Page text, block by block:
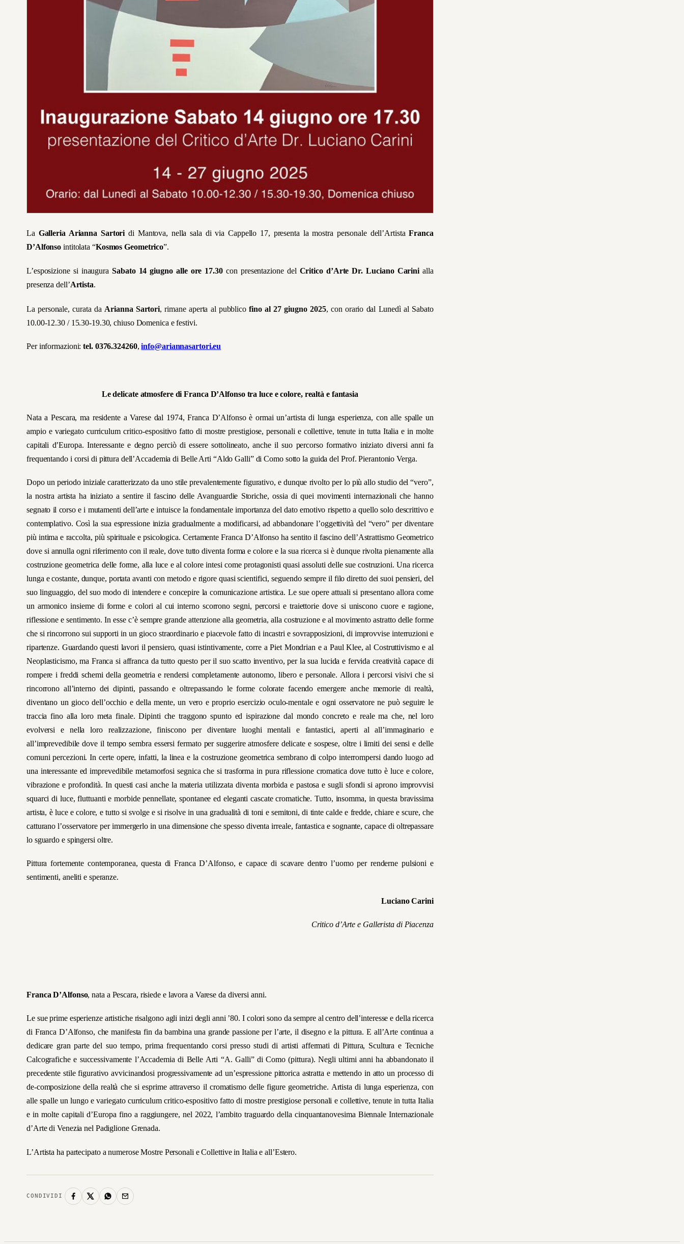
La Galleria Arianna Sartoridi Mantova, nella sala di via Cappello 17, presenta la mostra personale dell’ArtistaFranca
D’Alfonso intitolata “Kosmos Geometrico”.
L’esposizione si inaugura Sabato 14 giugno alle ore 17.30 con presentazione del Critico d’Arte Dr. Luciano Carini alla
presenza dell’Artista.
La personale, curata da Arianna Sartori, rimane aperta al pubblicofino al 27 giugno 2025, con orario dal Lunedì al Sabato
10.00-12.30 / 15.30-19.30, chiuso Domenica e festivi.
Per informazioni:tel. 0376.324260, info@ariannasartori.eu
Le delicate atmosfere di Franca D’Alfonso tra luce e colore, realtà e fantasia
Nata a Pescara, ma residente a Varese dal 1974, Franca D’Alfonso è ormai un’artista di lunga esperienza, con alle spalle un
ampio e variegato curriculum critico-espositivo fatto di mostre prestigiose, personali e collettive, tenute in tutta Italia e in molte
capitali d’Europa. Interessante e degno perciò di essere sottolineato, anche il suo percorso formativo iniziato diversi anni fa
frequentando i corsi di pittura dell’Accademia di Belle Arti “Aldo Galli” di Como sotto la guida del Prof. Pierantonio Verga.
Dopo un periodo iniziale caratterizzato da uno stile prevalentemente figurativo, e dunque rivolto per lo più allo studio del “vero”,
la nostra artista ha iniziato a sentire il fascino delle Avanguardie Storiche, ossia di quei movimenti internazionali che hanno
segnato il corso e i mutamenti dell’arte e intuisce la fondamentale importanza del dato emotivo rispetto a quello solo descrittivo e
contemplativo. Così la sua espressione inizia gradualmente a modificarsi, ad abbandonare l’oggettività del “vero” per diventare
più intima e raccolta, più spirituale e psicologica. Certamente Franca D’Alfonso ha sentito il fascino dell’Astrattismo Geometrico
dove si annulla ogni riferimento con il reale, dove tutto diventa forma e colore e la sua ricerca si è dunque rivolta pienamente alla
costruzione geometrica delle forme, alla luce e al colore intesi come protagonisti quasi assoluti delle sue costruzioni. Una ricerca
lunga e costante, dunque, portata avanti con metodo e rigore quasi scientifici, seguendo sempre il filo diretto dei suoi pensieri, del
suo linguaggio, del suo modo di intendere e concepire la comunicazione artistica. Le sue opere attuali si presentano allora come
un armonico insieme di forme e colori al cui interno scorrono segni, percorsi e traiettorie dove si uniscono cuore e ragione,
riflessione e sentimento. In esse c’è sempre grande attenzione alla geometria, alla costruzione e al movimento astratto delle forme
che si rincorrono sui supporti in un gioco straordinario e piacevole fatto di incastri e sovrapposizioni, di improvvise interruzioni e
ripartenze. Guardando questi lavori il pensiero, quasi istintivamente, corre a Piet Mondrian e a Paul Klee, al Costruttivismo e al
Neoplasticismo, ma Franca si affranca da tutto questo per il suo scatto inventivo, per la sua lucida e fervida creatività capace di
rompere i freddi schemi della geometria e rendersi completamente autonomo, libero e personale. Allora i percorsi visivi che si
rincorrono all’interno dei dipinti, passando e oltrepassando le forme colorate facendo emergere anche memorie di realtà,
diventano un gioco dell’occhio e della mente, un vero e proprio esercizio oculo-mentale e ogni osservatore ne può seguire le
traccia fino alla loro meta finale. Dipinti che traggono spunto ed ispirazione dal mondo concreto e reale ma che, nel loro
evolversi e nella loro realizzazione, finiscono per diventare luoghi mentali e fantastici, aperti al all’immaginario e
all’imprevedibile dove il tempo sembra essersi fermato per suggerire atmosfere delicate e sospese, oltre i limiti dei sensi e delle
comuni percezioni. In certe opere, infatti, la linea e la costruzione geometrica sembrano di colpo interrompersi dando luogo ad
una interessante ed imprevedibile metamorfosi segnica che si trasforma in pura riflessione cromatica dove tutto è luce e colore,
vibrazione e profondità. In questi casi anche la materia utilizzata diventa morbida e pastosa e sugli sfondi si aprono improvvisi
squarci di luce, fluttuanti e morbide pennellate, spontanee ed eleganti cascate cromatiche. Tutto, insomma, in questa bravissima
artista, è luce e colore, e tutto si svolge e si risolve in una gradualità di toni e semitoni, di tinte calde e fredde, chiare e scure, che
catturano l’osservatore per immergerlo in una dimensione che spesso diventa irreale, fantastica e sognante, capace di oltrepassare
lo sguardo e spingersi oltre.
Pittura fortemente contemporanea, questa di Franca D’Alfonso, e capace di scavare dentro l’uomo per renderne pulsioni e
sentimenti, aneliti e speranze.
Luciano Carini
Critico d’Arte e Gallerista di Piacenza
Franca D’Alfonso, nata a Pescara, risiede e lavora a Varese da diversi anni.
Le sue prime esperienze artistiche risalgono agli inizi degli anni ’80. I colori sono da sempre al centro dell’interesse e della ricerca
di Franca D’Alfonso, che manifesta fin da bambina una grande passione per l’arte, il disegno e la pittura. E all’Arte continua a
dedicare gran parte del suo tempo, prima frequentando corsi presso studi di artisti affermati di Pittura, Scultura e Tecniche
Calcografiche e successivamente l’Accademia di Belle Arti “A. Galli” di Como (pittura). Negli ultimi anni ha abbandonato il
precedente stile figurativo avvicinandosi progressivamente ad un’espressione pittorica astratta e mettendo in atto un processo di
de-composizione della realtà che si esprime attraverso il cromatismo delle figure geometriche. Artista di lunga esperienza, con
alle spalle un lungo e variegato curriculum critico-espositivo fatto di mostre prestigiose personali e collettive, tenute in tutta Italia
e in molte capitali d’Europa fino a raggiungere, nel 2022, l’ambito traguardo della cinquantanovesima Biennale Internazionale
d’Arte di Venezia nel Padiglione Grenada.
L’Artista ha partecipato a numerose Mostre Personali e Collettive in Italia e all’Estero.
CONDIVIDI